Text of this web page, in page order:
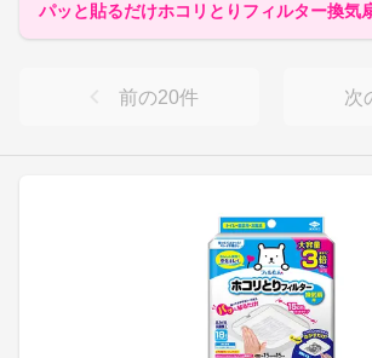
パッと貼るだけホコリとりフィルター換気
前の20件 次